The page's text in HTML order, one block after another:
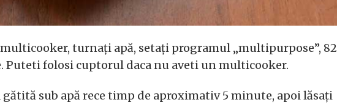
turnați apă, setați programul „multipurpose”, 82
Puteti folosi cuptorul daca nu aveti un multicooker.
sub apă rece timp de aproximativ 5 minute, apoi lăsați